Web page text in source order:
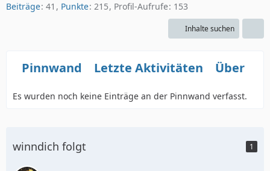
Beiträge 41 Punkte 215 Profil-Aufrufe 153
Inhalte suchen
Pinnwand Letzte Aktivitäten Über
Es wurden noch keine Einträge an der Pinnwand verfasst.
winndich folgt 1